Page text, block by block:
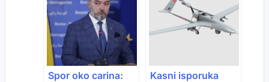
Spor oko carina:
Kasni isporuka